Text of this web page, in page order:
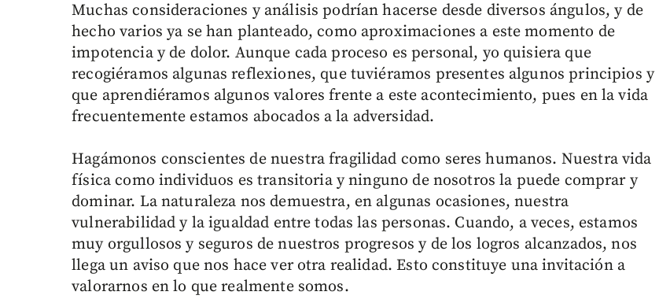
Muchas consideraciones y análisis podrían hacerse desde diversos ángulos, y de
hecho varios ya se han planteado, como aproximaciones a este momento de
impotencia y de dolor. Aunque cada proceso es personal, yo quisiera que
recogiéramos algunas reflexiones, que tuviéramos presentes algunos principios y
que aprendiéramos algunos valores frente a este acontecimiento, pues en la vida
frecuentemente estamos abocados a la adversidad.
Hagámonos conscientes de nuestra fragilidad como seres humanos. Nuestra vida
física como individuos es transitoria y ninguno de nosotros la puede comprar y
dominar. La naturaleza nos demuestra, en algunas ocasiones, nuestra
vulnerabilidad y la igualdad entre todas las personas. Cuando, a veces, estamos
muy orgullosos y seguros de nuestros progresos y de los logros alcanzados, nos
llega un aviso que nos hace ver otra realidad. Esto constituye una invitación a
valorarnos en lo que realmente somos.